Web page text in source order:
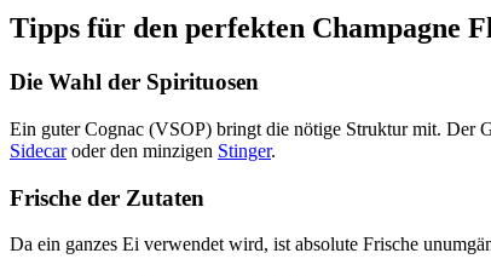
Tipps für den perfekten Champagne
Die Wahl der Spirituosen
Ein guter Cognac (VSOP) bringt die nötige Struktur mit. Der
Sidecaroder den minzigen Stinger.
Frische der Zutaten
Da ein ganzes Ei verwendet wird, ist absolute Frische